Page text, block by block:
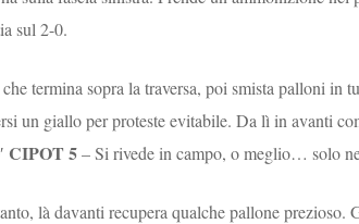
sul 2-0.
termina sopra la traversa, poi smista palloni in
un giallo per proteste evitabile. Da lì in avanti
CIPOT 5– Si rivede in campo, o meglio… solo
là davanti recupera qualche pallone prezioso.